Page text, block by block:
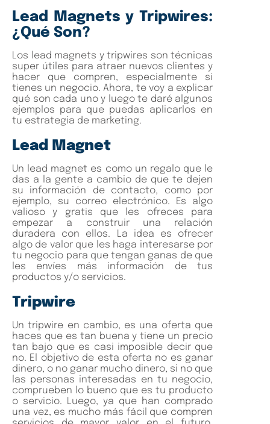
Lead Magnets y Tripwires:
¿Qué Son?
Los lead magnets y tripwires son técnicas
super útiles para atraer nuevos clientes y
hacer que compren, especialmente si
tienes un negocio. Ahora, te voy a explicar
qué son cada uno y luego te daré algunos
ejemplos para que puedas aplicarlos en
tu estrategia de marketing.
Lead Magnet
Un lead magnet es como un regalo que le
das a la gente a cambio de que te dejen
su información de contacto, como por
ejemplo, su correo electrónico. Es algo
valioso y gratis que les ofreces para
empezar a construir una relación
duradera con ellos. La idea es ofrecer
algo de valor que les haga interesarse por
tu negocio para que tengan ganas de que
les envíes más información de tus
productos y/o servicios.
Tripwire
Un tripwire en cambio, es una oferta que
haces que es tan buena y tiene un precio
tan bajo que es casi imposible decir que
no. El objetivo de esta oferta no es ganar
dinero, o no ganar mucho dinero, si no que
las personas interesadas en tu negocio,
comprueben lo bueno que es tu producto
o servicio. Luego, ya que han comprado
una vez, es mucho más fácil que compren